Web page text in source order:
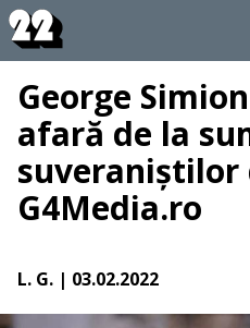
George
afară de la
suveraniștilor
G4Media.ro
L. G. | 03.02.2022